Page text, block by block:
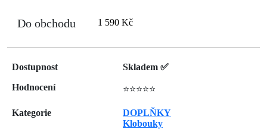
Do obchodu 1 590 Kč
Dostupnost
Skladem ✅
Hodnocení
⭐⭐⭐⭐⭐
Kategorie
DOPLŇKY
Klobouky